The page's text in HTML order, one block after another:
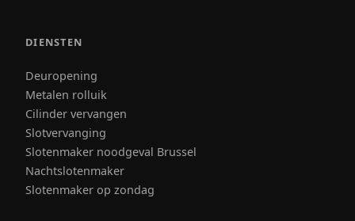
DIENSTEN
Deuropening
Metalen rolluik
Cilinder vervangen
Slotvervanging
Slotenmaker noodgeval Brussel
Nachtslotenmaker
Slotenmaker op zondag